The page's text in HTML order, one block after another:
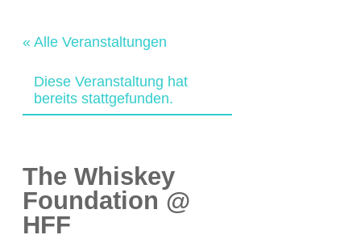
« Alle Veranstaltungen
Diese Veranstaltung hat
bereits stattgefunden.
The Whiskey
Foundation @
HFF